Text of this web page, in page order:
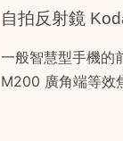
自拍反射鏡
一般智慧型手機的
M200 廣角端等效